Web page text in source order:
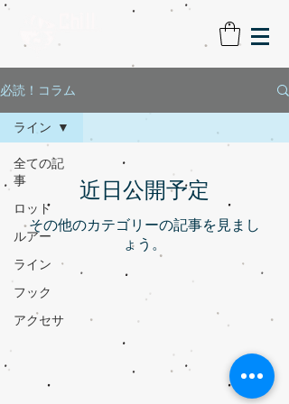
必読！コラム
全ての記
事
ロッド
ルアー
ライン
フック
アクセサ
ライン
近日公開予定
その他のカテゴリーの記事を見まし
ょう。